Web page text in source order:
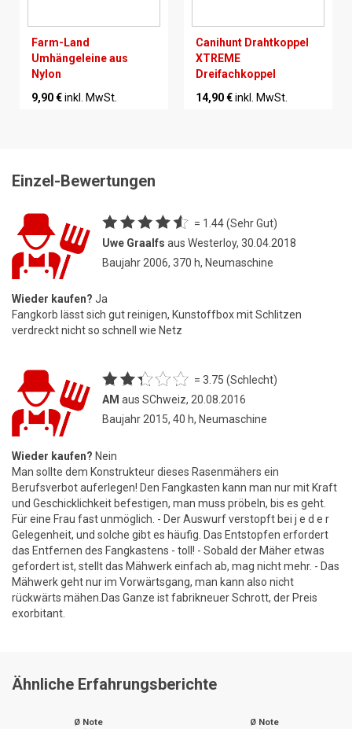
Farm-Land
Umhängeleine aus
Nylon
9,90 €inkl. MwSt.
Canihunt Drahtkoppel
XTREME
Dreifachkoppel
14,90 €inkl. MwSt.
Einzel-Bewertungen
= 1.44 (Sehr Gut)
Uwe Graalfs aus Westerloy, 30.04.2018
Baujahr 2006, 370 h, Neumaschine
Wieder kaufen? Ja
Fangkorb lässt sich gut reinigen, Kunstoffbox mit Schlitzen
verdreckt nicht so schnell wie Netz
= 3.75 (Schlecht)
AM aus SChweiz, 20.08.2016
Baujahr 2015, 40 h, Neumaschine
Wieder kaufen? Nein
Man sollte dem Konstrukteur dieses Rasenmähers ein
Berufsverbot auferlegen! Den Fangkasten kann man nur mit Kraft
und Geschicklichkeit befestigen, man muss pröbeln, bis es geht.
Für eine Frau fast unmöglich. - Der Auswurf verstopft bei j e d e r
Gelegenheit, und solche gibt es häufig. Das Entstopfen erfordert
das Entfernen des Fangkastens - toll! - Sobald der Mäher etwas
gefordert ist, stellt das Mähwerk einfach ab, mag nicht mehr. - Das
Mähwerk geht nur im Vorwärtsgang, man kann also nicht
rückwärts mähen.Das Ganze ist fabrikneuer Schrott, der Preis
exorbitant.
Ähnliche Erfahrungsberichte
Ø Note Ø Note